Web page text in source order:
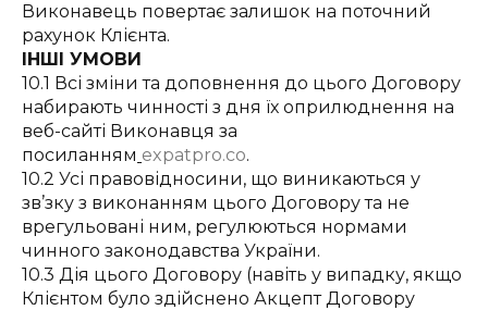
Виконавець повертає залишок на поточний
рахунок Клієнта.
ІНШІ УМОВИ
10.1 Всі зміни та доповнення до цього Договору
набирають чинності з дня їх оприлюднення на
веб-сайті Виконавця за
посиланням expatpro.co.
10.2 Усі правовідносини, що виникаються у
зв’зку з виконанням цього Договору та не
врегульовані ним, регулюються нормами
чинного законодавства України.
10.3 Дія цього Договору (навіть у випадку, якщо
Клієнтом було здійснено Акцепт Договору